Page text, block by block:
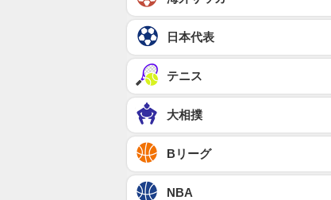
日本代表
テニス
大相撲
Bリーグ
NBA